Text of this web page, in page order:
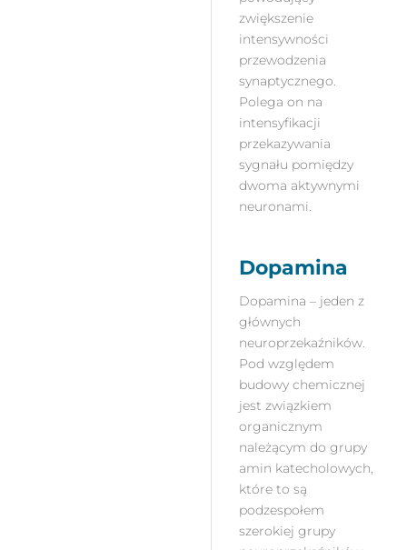
zwiększenie
intensywności
przewodzenia
synaptycznego.
Polega on na
intensyfikacji
przekazywania
sygnału pomiędzy
dwoma aktywnymi
neuronami.
Dopamina
Dopamina – jeden z
głównych
neuroprzekaźników.
Pod względem
budowy chemicznej
jest związkiem
organicznym
należącym do grupy
amin katecholowych,
które to są
podzespołem
szerokiej grupy